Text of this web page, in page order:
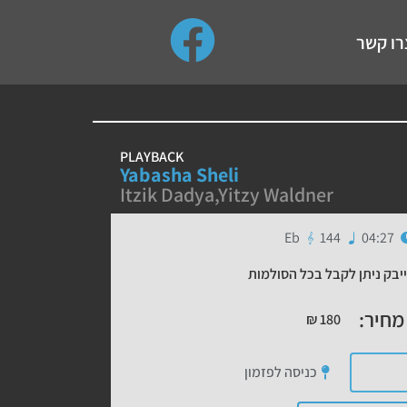
up and down arrows to review and enter to go to the
קשר
PLAYBACK
Yabasha Sheli
Itzik Dadya,Yitzy Waldner
04:27
144
Eb
ניתן לקבל בכל הסולמות
מחיר: ₪180
כניסה לפזמון